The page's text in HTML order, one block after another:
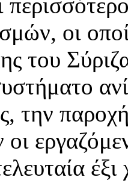
οι
του
την
έξι